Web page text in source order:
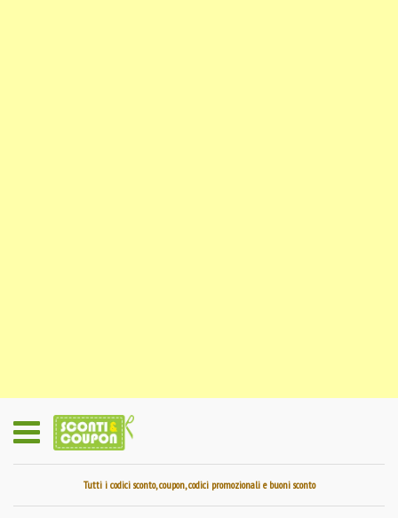
Tutti i codici sconto, coupon, codici promozionali e buoni sconto